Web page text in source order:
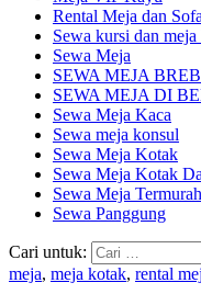
Rental Meja dan Sofa
Sewa kursi dan meja
Sewa Meja
SEWA MEJA
SEWA MEJA DI
Sewa Meja Kaca
Sewa meja konsul
Sewa Meja Kotak
Sewa Meja Kotak
Sewa Meja Termurah
Sewa Panggung
Cari untuk:
meja, meja kotak, rental